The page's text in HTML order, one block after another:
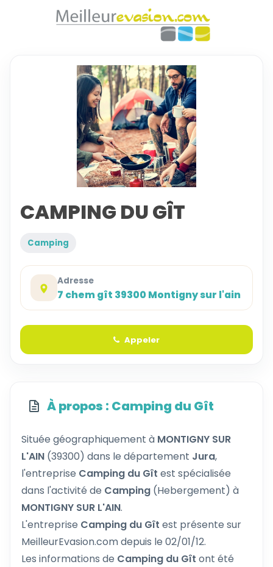
CAMPING DU GÎT
Camping
Adresse
7 chem gît 39300 Montigny sur l'ain
Appeler
À propos : Camping du Gît
Située géographiquement à MONTIGNY SUR
L'AIN (39300) dans le département Jura,
l'entreprise Camping du Gît est spécialisée
dans l'activité de Camping (Hebergement) à
MONTIGNY SUR L'AIN.
L'entreprise Camping du Gît est présente sur
MeilleurEvasion.com depuis le 02/01/12.
Les informations de Camping du Gît ont été